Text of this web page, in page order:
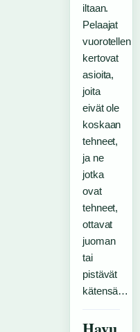
iltaan.
Pelaajat
vuorotellen
kertovat
asioita,
joita
eivät ole
koskaan
tehneet,
ja ne
jotka
ovat
tehneet,
ottavat
juoman
tai
pistävät
kätensä…